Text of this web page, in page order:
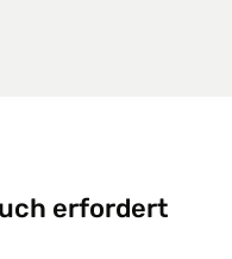
erfordert